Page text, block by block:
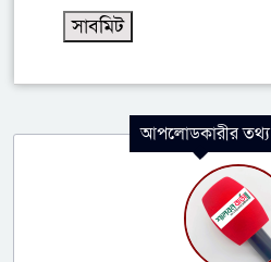
আপলোডকারীর তথ্য